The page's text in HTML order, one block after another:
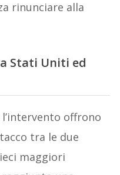
rinunciare alla
Stati Uniti ed
offrono
tra le due
maggiori